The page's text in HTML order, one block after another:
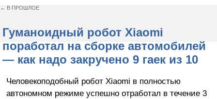
← В ПРОШЛОЕ
Гуманоидный робот Xiaomi
поработал на сборке автомобилей
— как надо закручено 9 гаек из 10
Человекоподобный робот Xiaomi в полностью
автономном режиме успешно отработал в течение 3